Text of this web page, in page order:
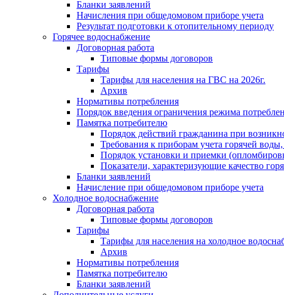
Бланки заявлений
Начисления при общедомовом приборе учета
Результат подготовки к отопительному периоду
Горячее водоснабжение
Договорная работа
Типовые формы договоров
Тарифы
Тарифы для населения на ГВС на 2026г.
Архив
Нормативы потребления
Порядок введения ограничения режима
Памятка потребителю
Порядок действий гражданина при
Требования к приборам учета горячей
Порядок установки и приемки
Показатели, характеризующие качество
Бланки заявлений
Начисление при общедомовом приборе учета
Холодное водоснабжение
Договорная работа
Типовые формы договоров
Тарифы
Тарифы для населения на холодное
Архив
Нормативы потребления
Памятка потребителю
Бланки заявлений